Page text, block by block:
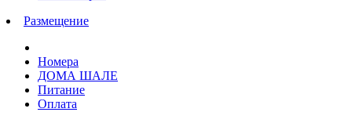
Размещение
Номера
ДОМА ШАЛЕ
Питание
Оплата